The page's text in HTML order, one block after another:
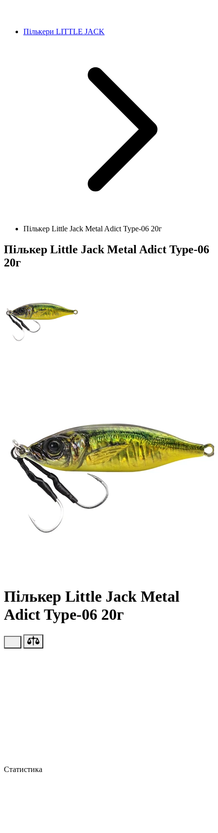
Пількери LITTLE JACK
Пількер Little Jack Metal Adict Type-06 20г
Пількер Little Jack Metal Adict Type-06
20г
Пількер Little Jack Metal
Adict Type-06 20г
Статистика